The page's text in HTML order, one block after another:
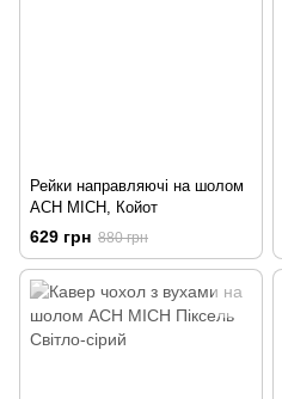
Рейки направляючі на шолом
ACH MICH, Койот
629 грн 880 грн